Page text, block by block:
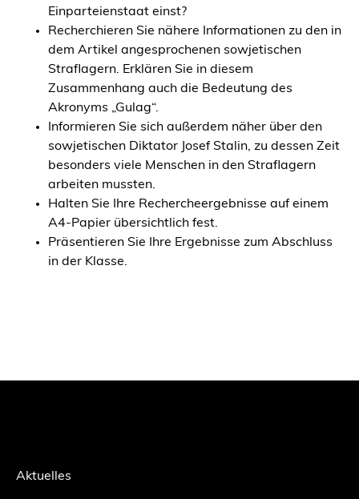
Einparteienstaat einst?
Recherchieren Sie nähere Informationen zu den in
dem Artikel angesprochenen sowjetischen
Straflagern. Erklären Sie in diesem
Zusammenhang auch die Bedeutung des
Akronyms „Gulag“.
Informieren Sie sich außerdem näher über den
sowjetischen Diktator Josef Stalin, zu dessen Zeit
besonders viele Menschen in den Straflagern
arbeiten mussten.
Halten Sie Ihre Rechercheergebnisse auf einem
A4-Papier übersichtlich fest.
Präsentieren Sie Ihre Ergebnisse zum Abschluss
in der Klasse.
Aktuelles